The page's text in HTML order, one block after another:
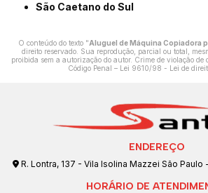
São Caetano do Sul
O conteúdo do texto "Aluguel de Máquina Copiadora
direito reservado. Sua reprodução, parcial ou total,
proibida sem a autorização do autor. Crime de violação de
Código Penal – Lei 9610/98 - Lei de
ENDEREÇO
R. Lontra, 137 - Vila Isolina Mazzei São
HORÁRIO DE